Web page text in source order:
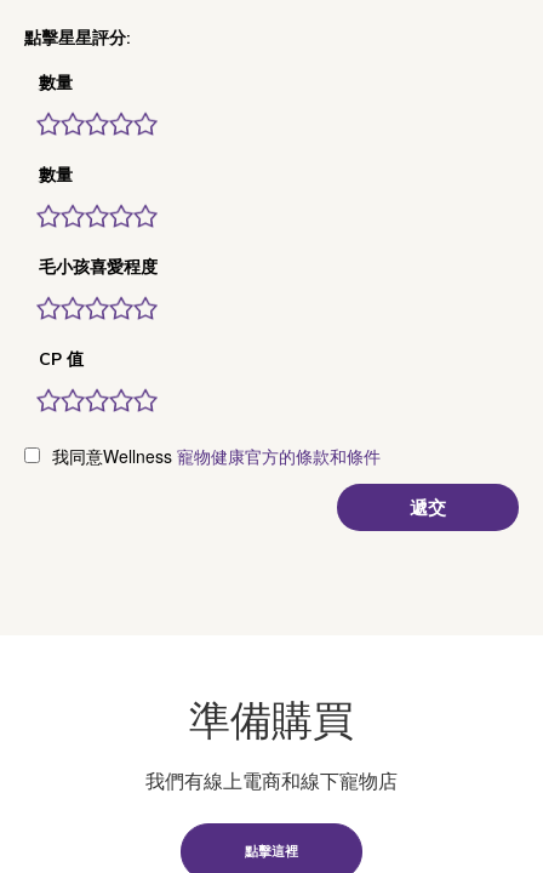
數量
數量
毛小孩喜愛程度
CP 值
我同意Wellness 寵物健康官方的條款和條件
準備購買
我們有線上電商和線下寵物店
點擊這裡